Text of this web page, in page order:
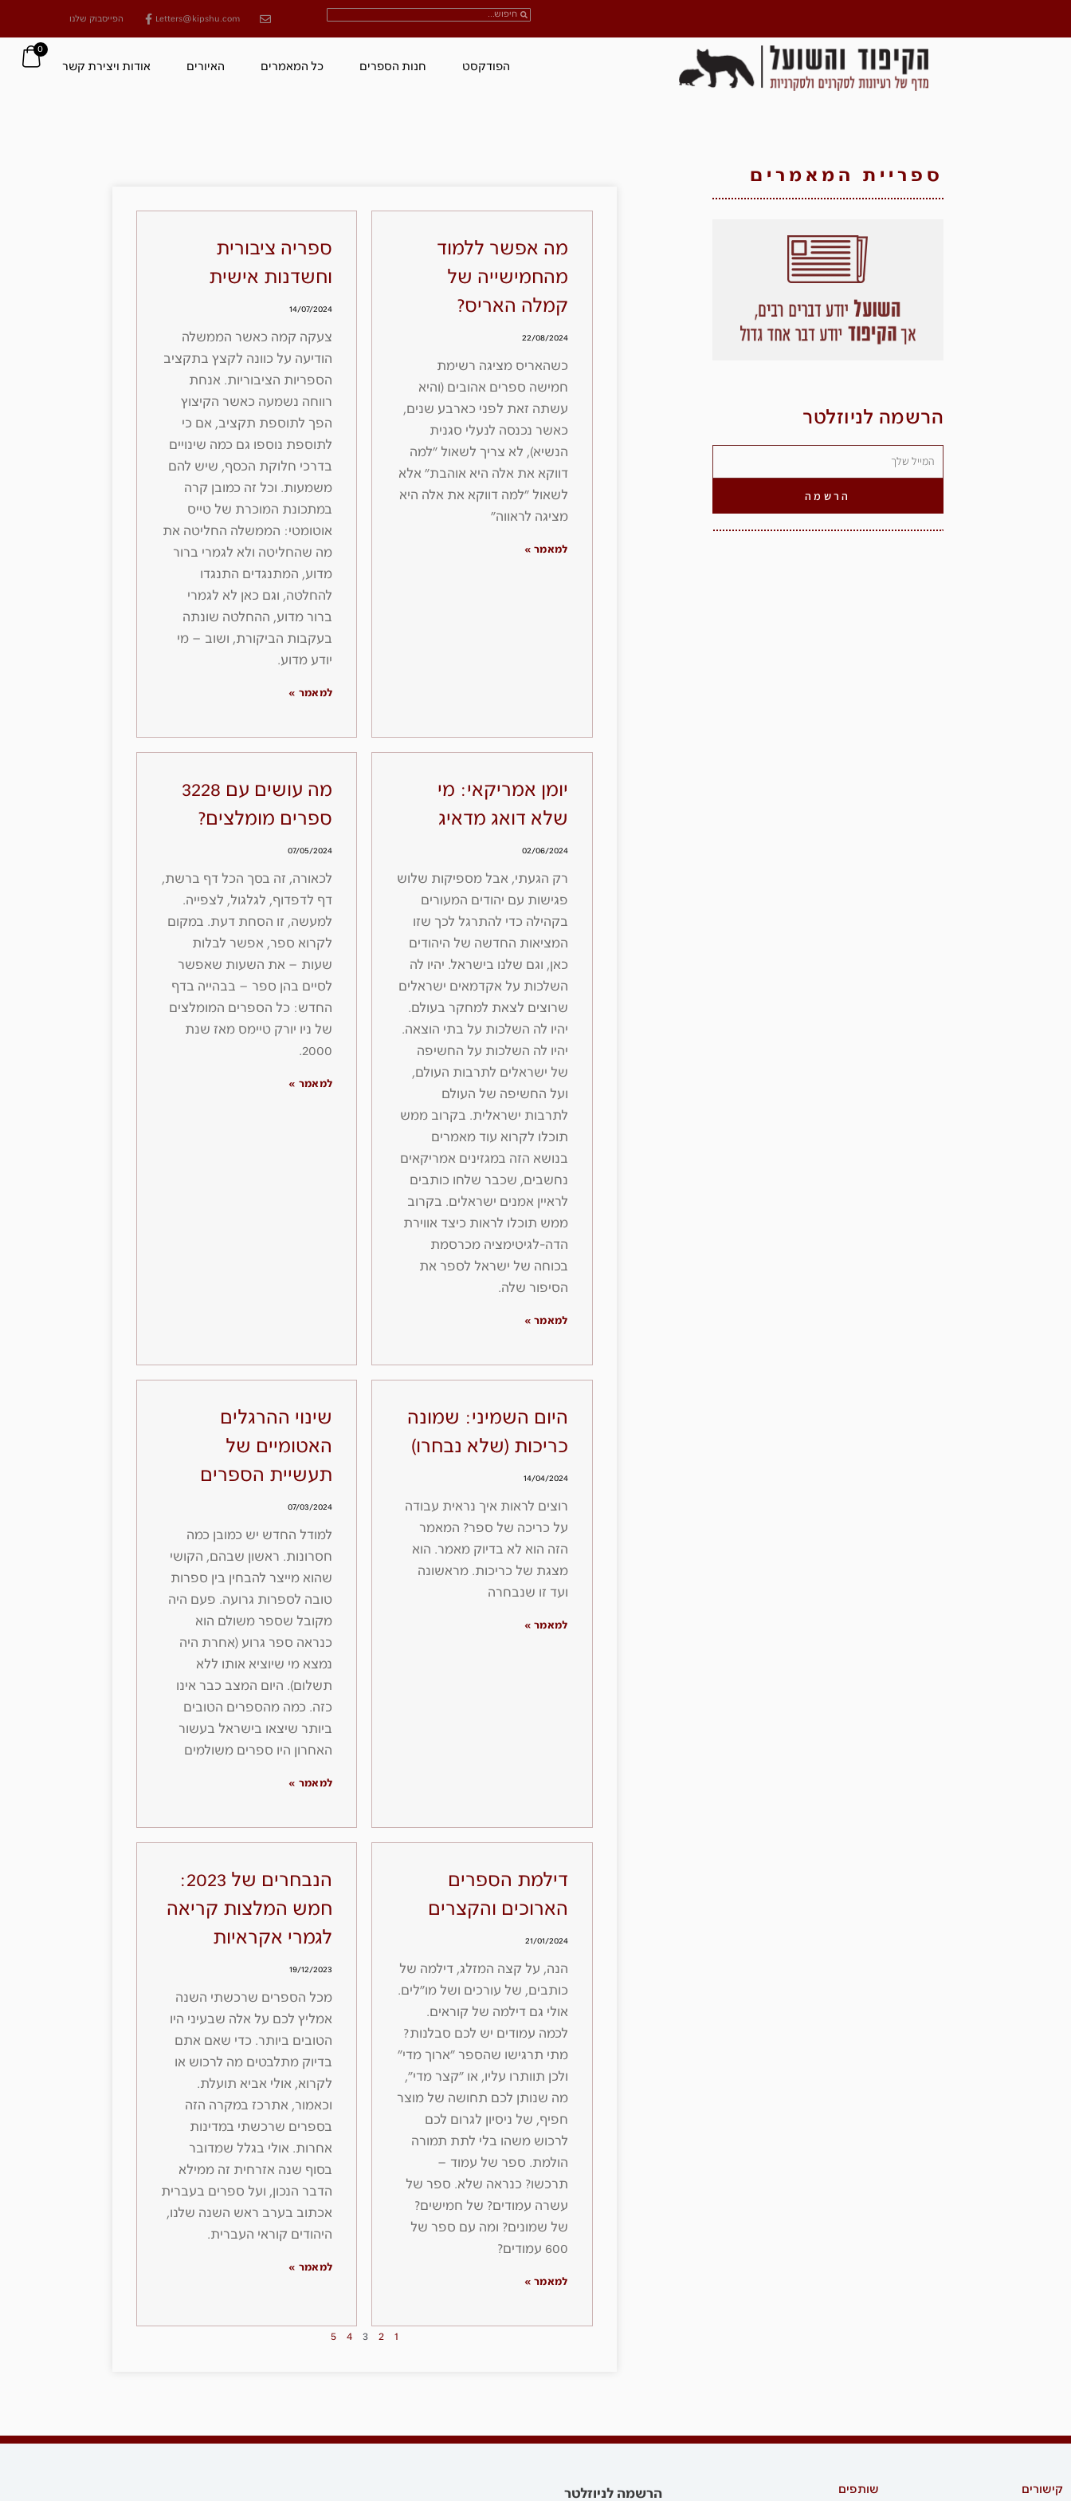
Letters@kipshu.com הפייסבוק שלנו
הפודקסט חנות הספרים כל המאמרים האיורים אודות ויצירת קשר
0
ספריית המאמרים
הרשמה לניוזלטר
הרשמה
מה אפשר ללמוד
מהחמישייה של
קמלה האריס?
22/08/2024
כשהאריס מציגה רשימת
חמישה ספרים אהובים (והיא
עשתה זאת לפני כארבע שנים,
כאשר נכנסה לנעלי סגנית
הנשיא), לא צריך לשאול ״למה
דווקא את אלה היא אוהבת״ אלא
לשאול ״למה דווקא את אלה היא
מציגה לראווה״
למאמר »
ספריה ציבורית
וחשדנות אישית
14/07/2024
צעקה קמה כאשר הממשלה
הודיעה על כוונה לקצץ בתקציב
הספריות הציבוריות. אנחת
רווחה נשמעה כאשר הקיצוץ
הפך לתוספת תקציב, אם כי
לתוספת נוספו גם כמה שינויים
בדרכי חלוקת הכסף, שיש להם
משמעות. וכל זה כמובן קרה
במתכונת המוכרת של טייס
אוטומטי: הממשלה החליטה את
מה שהחליטה ולא לגמרי ברור
מדוע, המתנגדים התנגדו
להחלטה, וגם כאן לא לגמרי
ברור מדוע, ההחלטה שונתה
בעקבות הביקורת, ושוב – מי
יודע מדוע.
למאמר »
יומן אמריקאי: מי
שלא דואג מדאיג
02/06/2024
רק הגעתי, אבל מספיקות שלוש
פגישות עם יהודים המעורים
בקהילה כדי להתרגל לכך שזו
המציאות החדשה של היהודים
כאן, וגם שלנו בישראל. יהיו לה
השלכות על אקדמאים ישראלים
שרוצים לצאת למחקר בעולם.
יהיו לה השלכות על בתי הוצאה.
יהיו לה השלכות על החשיפה
של ישראלים לתרבות העולם,
ועל החשיפה של העולם
לתרבות ישראלית. בקרוב ממש
תוכלו לקרוא עוד מאמרים
בנושא הזה במגזינים אמריקאים
נחשבים, שכבר שלחו כותבים
לראיין אמנים ישראלים. בקרוב
ממש תוכלו לראות כיצד אווירת
הדה-לגיטימציה מכרסמת
בכוחה של ישראל לספר את
הסיפור שלה.
למאמר »
מה עושים עם 3228
ספרים מומלצים?
07/05/2024
לכאורה, זה בסך הכל דף ברשת,
דף לדפדוף, לגלגול, לצפייה.
למעשה, זו הסחת דעת. במקום
לקרוא ספר, אפשר לבלות
שעות – את השעות שאפשר
לסיים בהן ספר – בבהייה בדף
החדש: כל הספרים המומלצים
של ניו יורק טיימס מאז שנת
2000.
למאמר »
היום השמיני: שמונה
כריכות (שלא נבחרו)
14/04/2024
רוצים לראות איך נראית עבודה
על כריכה של ספר? המאמר
הזה הוא לא בדיוק מאמר. הוא
מצגת של כריכות. מראשונה
ועד זו שנבחרה
למאמר »
שינוי ההרגלים
האטומיים של
תעשיית הספרים
07/03/2024
למודל החדש יש כמובן כמה
חסרונות. ראשון שבהם, הקושי
שהוא מייצר להבחין בין ספרות
טובה לספרות גרועה. פעם היה
מקובל שספר משולם הוא
כנראה ספר גרוע (אחרת היה
נמצא מי שיוציא אותו ללא
תשלום). היום המצב כבר אינו
כזה. כמה מהספרים הטובים
ביותר שיצאו בישראל בעשור
האחרון היו ספרים משולמים
למאמר »
דילמת הספרים
הארוכים והקצרים
21/01/2024
הנה, על קצה המזלג, דילמה של
כותבים, של עורכים ושל מו״לים.
אולי גם דילמה של קוראים.
לכמה עמודים יש לכם סבלנות?
מתי תרגישו שהספר ״ארוך מדי״
ולכן תוותרו עליו, או ״קצר מדי״,
מה שנותן לכם תחושה של מוצר
חפיף, של ניסיון לגרום לכם
לרכוש משהו בלי לתת תמורה
הולמת. ספר של עמוד –
תרכשו? כנראה שלא. ספר של
עשרה עמודים? של חמישים?
של שמונים? ומה עם ספר של
600 עמודים?
למאמר »
הנבחרים של 2023:
חמש המלצות קריאה
לגמרי אקראיות
19/12/2023
מכל הספרים שרכשתי השנה
אמליץ לכם על אלה שבעיני היו
הטובים ביותר. כדי שאם אתם
בדיוק מתלבטים מה לרכוש או
לקרוא, אולי אביא תועלת.
וכאמור, אתרכז במקרה הזה
בספרים שרכשתי במדינות
אחרות. אולי בגלל שמדובר
בסוף שנה אזרחית זה ממילא
הדבר הנכון, ועל ספרים בעברית
אכתוב בערב ראש השנה שלנו,
היהודים קוראי העברית.
למאמר »
1
2
3
4
5
קישורים שותפים הרשמה לניוזלטר